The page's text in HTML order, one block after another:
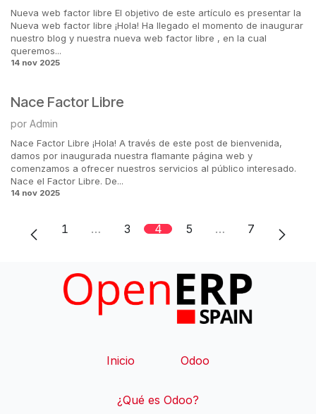
Nueva web factor libre El objetivo de este artículo es presentar la
Nueva web factor libre ¡Hola! Ha llegado el momento de inaugurar
nuestro blog y nuestra nueva web factor libre , en la cual
queremos...
14 nov 2025
Nace Factor Libre
por Admin
Nace Factor Libre ¡Hola! A través de este post de bienvenida,
damos por inaugurada nuestra flamante página web y
comenzamos a ofrecer nuestros servicios al público interesado.
Nace el Factor Libre. De...
14 nov 2025
1 … 3 4 5 … 7
Inicio ​Odoo
¿Qué es Odoo?